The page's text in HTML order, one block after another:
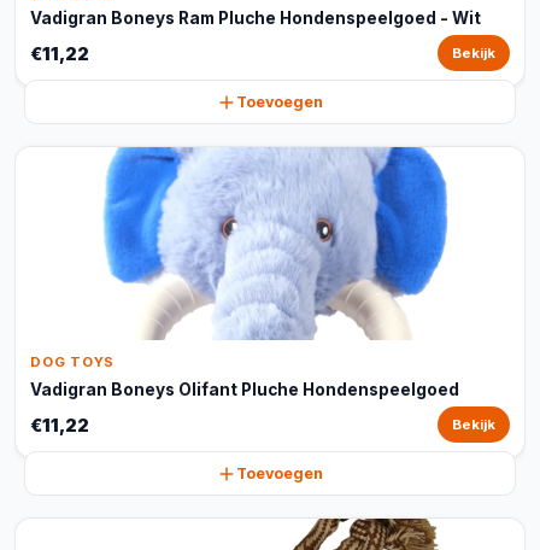
Vadigran Boneys Ram Pluche Hondenspeelgoed - Wit
€11,22 Bekijk
Toevoegen
DOG TOYS
Vadigran Boneys Olifant Pluche Hondenspeelgoed
€11,22 Bekijk
Toevoegen